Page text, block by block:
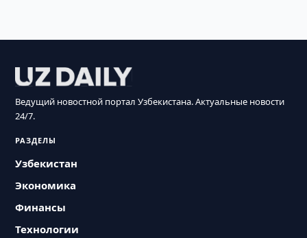
Ведущий новостной портал Узбекистана. Актуальные новости
24/7.
РАЗДЕЛЫ
Узбекистан
Экономика
Финансы
Технологии